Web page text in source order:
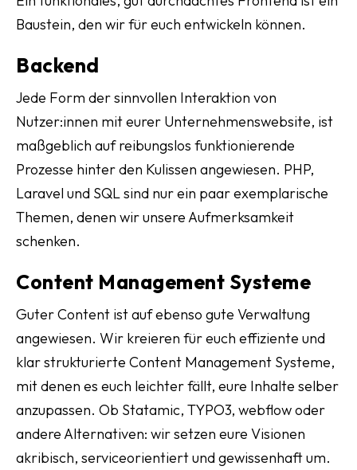
Baustein, den wir für euch entwickeln können.
Backend
Jede Form der sinnvollen Interaktion von
Nutzer:innen mit eurer Unternehmenswebsite, ist
maßgeblich auf reibungslos funktionierende
Prozesse hinter den Kulissen angewiesen. PHP,
Laravel und SQL sind nur ein paar exemplarische
Themen, denen wir unsere Aufmerksamkeit
schenken.
Content Management Systeme
Guter Content ist auf ebenso gute Verwaltung
angewiesen. Wir kreieren für euch effiziente und
klar strukturierte Content Management Systeme,
mit denen es euch leichter fällt, eure Inhalte selber
anzupassen. Ob Statamic, TYPO3, webflow oder
andere Alternativen: wir setzen eure Visionen
akribisch, serviceorientiert und gewissenhaft um.